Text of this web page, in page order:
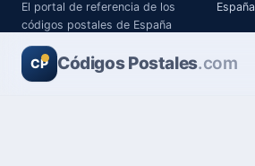
El portal de referencia de los
códigos postales de España
España
CP Códigos Postales.com